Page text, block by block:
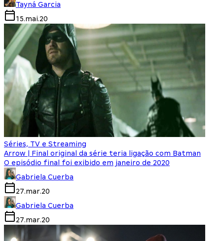
Tayná Garcia
15.mai.20
Séries, TV e Streaming
Arrow | Final original da série teria ligação com Batman
O episódio final foi exibido em janeiro de 2020
Gabriela Cuerba
27.mar.20
Gabriela Cuerba
27.mar.20